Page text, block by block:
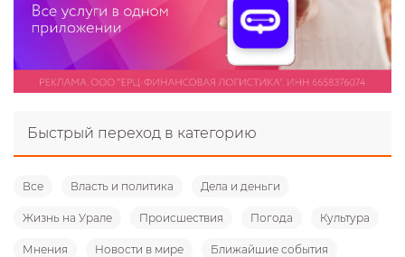
Быстрый переход в категорию
Все Власть и политика Дела и деньги
Жизнь на Урале Происшествия Погода Культура
Мнения Новости в мире Ближайшие события